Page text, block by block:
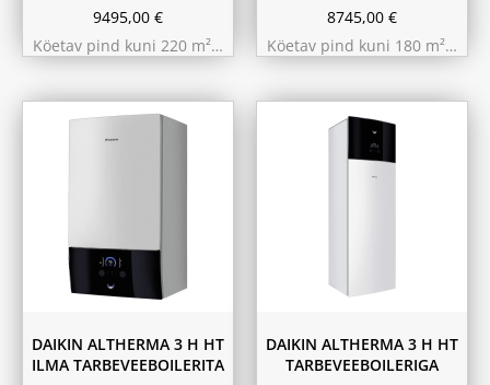
9495,00 €
Köetav pind kuni 220 m²…
8745,00 €
Köetav pind kuni 180 m²…
10.44 kW 260m²
9.75 kW 220m²
DAIKIN ALTHERMA 3 H HT
ILMA TARBEVEEBOILERITA
230L
DAIKIN ALTHERMA 3 H HT
TARBEVEEBOILERIGA